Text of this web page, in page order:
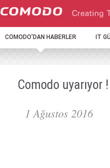
COMODO'DAN HABERLER IT
Comodo
1 Ağustos 2016